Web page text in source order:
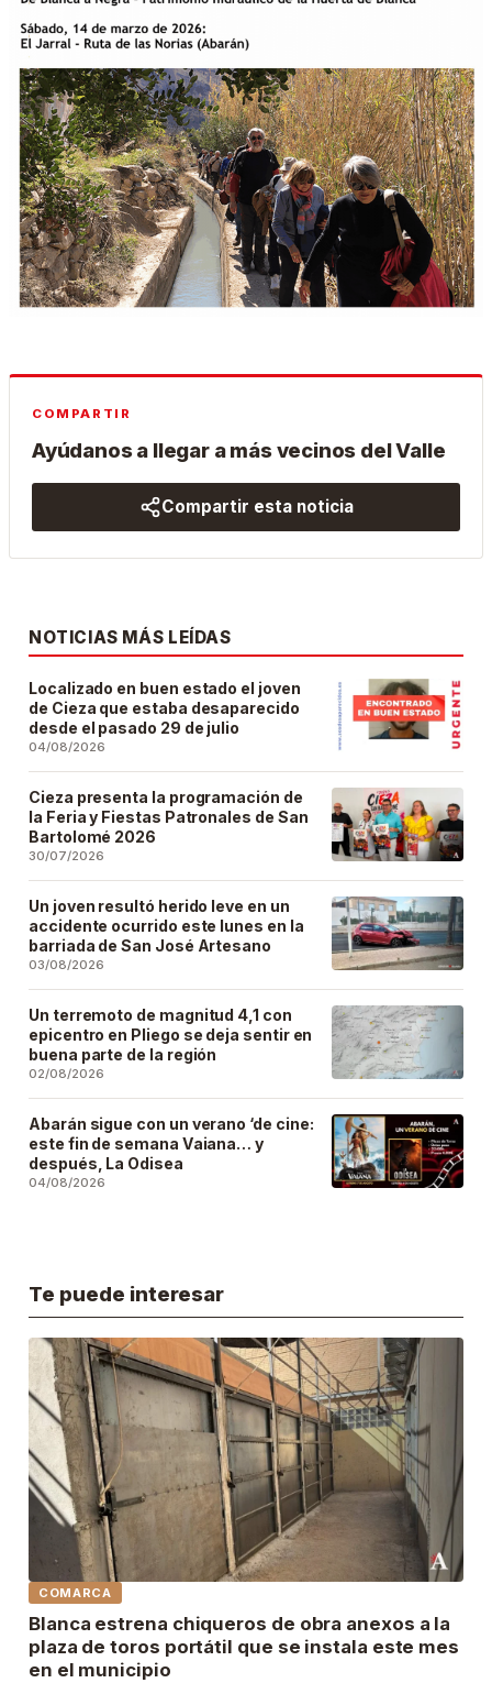
COMPARTIR
Ayúdanos a llegar a más vecinos del Valle
Compartir esta noticia
NOTICIAS MÁS LEÍDAS
Localizado en buen estado el joven
de Cieza que estaba desaparecido
desde el pasado 29 de julio
04/08/2026
Cieza presenta la programación de
la Feria y Fiestas Patronales de San
Bartolomé 2026
30/07/2026
Un joven resultó herido leve en un
accidente ocurrido este lunes en la
barriada de San José Artesano
03/08/2026
Un terremoto de magnitud 4,1 con
epicentro en Pliego se deja sentir en
buena parte de la región
02/08/2026
Abarán sigue con un verano ‘de cine:
este fin de semana Vaiana… y
después, La Odisea
04/08/2026
Te puede interesar
COMARCA
Blanca estrena chiqueros de obra anexos a la
plaza de toros portátil que se instala este mes
en el municipio